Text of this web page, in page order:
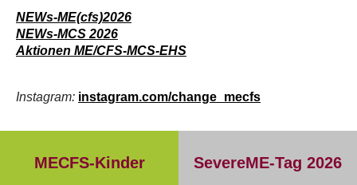
NEWs-ME(cfs)2026
NEWs-MCS 2026
Aktionen ME/CFS-MCS-EHS
Instagram: instagram.com/change_mecfs
MECFS-Kinder SevereME-Tag 2026